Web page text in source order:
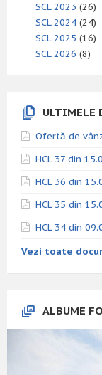
SCL 2023 (26)
SCL 2024 (24)
SCL 2025 (16)
SCL 2026 (8)
ULTIMELE
Ofertă de
HCL 37 din
HCL 36 din
HCL 35 din
HCL 34 din
Vezi toate
ALBUME